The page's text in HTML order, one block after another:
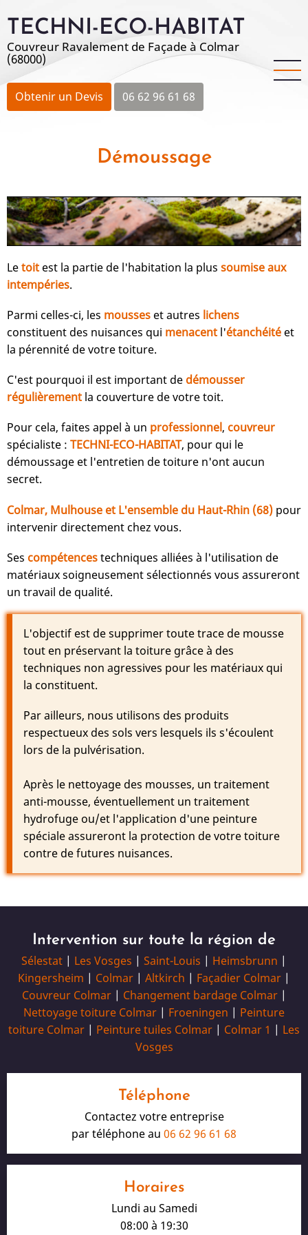
au
contenu
principal
TECHNI-ECO-HABITAT
Couvreur Ravalement de Façade à Colmar
(68000)
Obtenir un Devis 06 62 96 61 68
Démoussage
Letoit est la partie de l'habitation la plus soumise aux
intempéries.
Parmi celles-ci, les mousses et autres lichens
constituent des nuisances qui menacent l'étanchéité et
la pérennité de votre toiture.
C'est pourquoi il est important de démousser
régulièrement la couverture de votre toit.
Pour cela, faites appel à un professionnel, couvreur
spécialiste : TECHNI-ECO-HABITAT, pour qui le
démoussage et l'entretien de toiture n'ont aucun
secret.
Colmar, Mulhouse et L'ensemble du Haut-Rhin (68) pour
intervenir directement chez vous.
Ses compétencestechniques alliées à l'utilisation de
matériaux soigneusement sélectionnés vous assureront
un travail de qualité.
L'objectif est de supprimer toute trace de mousse
tout en préservant la toiture grâce à des
techniques non agressives pour les matériaux qui
la constituent.
Par ailleurs, nous utilisons des produits
respectueux des sols vers lesquels ils s'écoulent
lors de la pulvérisation.
Après le nettoyage des mousses, un traitement
anti-mousse, éventuellement un traitement
hydrofuge ou/et l'application d'une peinture
spéciale assureront la protection de votre toiture
contre de futures nuisances.
Intervention sur toute la région de
Sélestat | Les Vosges | Saint-Louis | Heimsbrunn |
Kingersheim | Colmar | Altkirch | Façadier Colmar |
Couvreur Colmar| Changement bardage Colmar|
Nettoyage toiture Colmar | Froeningen | Peinture
toiture Colmar | Peinture tuiles Colmar | Colmar 1 | Les
Vosges
Téléphone
Contactez votre entreprise
par téléphone au 06 62 96 61 68
Horaires
Lundi au Samedi
08:00 à 19:30